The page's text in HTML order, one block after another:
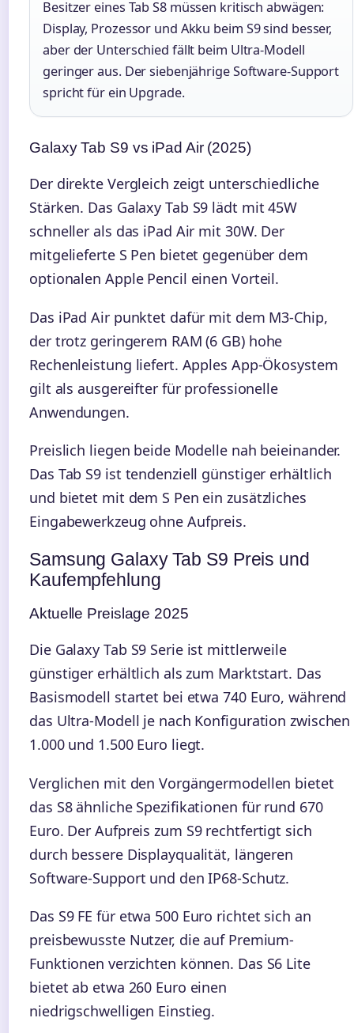
Besitzer eines Tab S8 müssen kritisch abwägen:
Display, Prozessor und Akku beim S9 sind besser,
aber der Unterschied fällt beim Ultra-Modell
geringer aus. Der siebenjährige Software-Support
spricht für ein Upgrade.
Galaxy Tab S9 vs iPad Air (2025)
Der direkte Vergleich zeigt unterschiedliche
Stärken. Das Galaxy Tab S9 lädt mit 45W
schneller als das iPad Air mit 30W. Der
mitgelieferte S Pen bietet gegenüber dem
optionalen Apple Pencil einen Vorteil.
Das iPad Air punktet dafür mit dem M3-Chip,
der trotz geringerem RAM (6 GB) hohe
Rechenleistung liefert. Apples App-Ökosystem
gilt als ausgereifter für professionelle
Anwendungen.
Preislich liegen beide Modelle nah beieinander.
Das Tab S9 ist tendenziell günstiger erhältlich
und bietet mit dem S Pen ein zusätzliches
Eingabewerkzeug ohne Aufpreis.
Samsung Galaxy Tab S9 Preis und
Kaufempfehlung
Aktuelle Preislage 2025
Die Galaxy Tab S9 Serie ist mittlerweile
günstiger erhältlich als zum Marktstart. Das
Basismodell startet bei etwa 740 Euro, während
das Ultra-Modell je nach Konfiguration zwischen
1.000 und 1.500 Euro liegt.
Verglichen mit den Vorgängermodellen bietet
das S8 ähnliche Spezifikationen für rund 670
Euro. Der Aufpreis zum S9 rechtfertigt sich
durch bessere Displayqualität, längeren
Software-Support und den IP68-Schutz.
Das S9 FE für etwa 500 Euro richtet sich an
preisbewusste Nutzer, die auf Premium-
Funktionen verzichten können. Das S6 Lite
bietet ab etwa 260 Euro einen
niedrigschwelligen Einstieg.